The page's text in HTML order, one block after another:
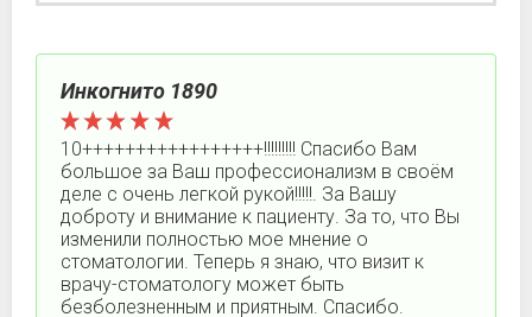
Инкогнито 1890
10+++++++++++++++++!!!!!!!!! Спасибо Вам
большое за Ваш профессионализм в своём
деле с очень легкой рукой!!!!!. За Вашу
доброту и внимание к пациенту. За то, что Вы
изменили полностью мое мнение о
стоматологии. Теперь я знаю, что визит к
врачу-стоматологу может быть
безболезненным и приятным. Спасибо.